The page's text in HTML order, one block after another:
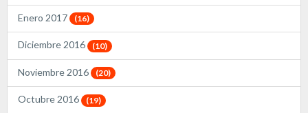
Enero 2017 (16)
Diciembre 2016 (10)
Noviembre 2016 (20)
Octubre 2016 (19)